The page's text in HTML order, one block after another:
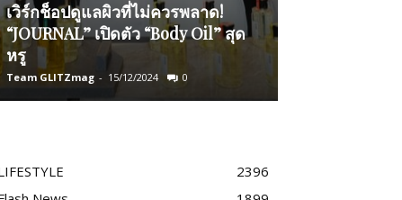
เวิร์กช็อปดูแลผิวที่ไม่ควรพลาด!
“JOURNAL” เปิดตัว “Body Oil” สุด
หรู
Team GLITZmag - 15/12/2024 0
2396